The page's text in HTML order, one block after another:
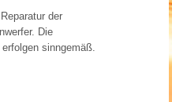
der
Die
sinngemäß.